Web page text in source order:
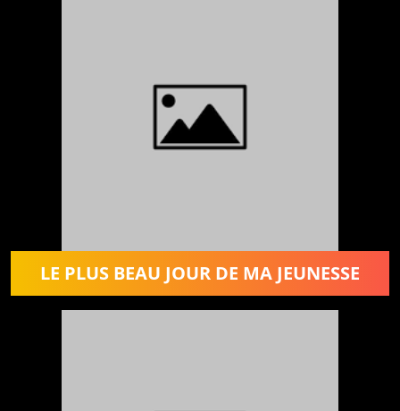
LE PLUS BEAU JOUR DE MA JEUNESSE